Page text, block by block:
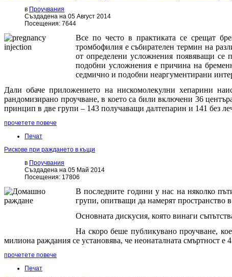
в Проучвания
Създадена на 05 Август 2014
Посещения: 7644
Все по често в практиката се срещат
тромбофилия е събирателен термин на
от определени усложнения появяващи се
подобни усложнения е причина на
седмично и подобни неаргументирани
Дали обаче приложението на нискомолекулни хепарини
рандомизирано проучване, в което са били включени 36
принцип в две групи – 143 получаващи далтепарин и 141 без
прочетете повече
Печат
Рискове при раждането в къщи
в Проучвания
Създадена на 05 Май 2014
Посещения: 17806
В последните години у нас на няколко
групи, опитващи да намерят пространство
Основната дискусия, която винаги
На скоро беше публикувано проучване,
милиона раждания се установява, че неонаталната смъртност
прочетете повече
Печат